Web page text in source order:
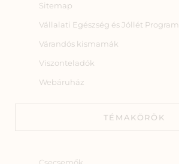
Sitemap
Vállalati Egészség és Jóllét Program
Várandós kismamák
Viszonteladók
Webáruház
TÉMAKÖRÖK